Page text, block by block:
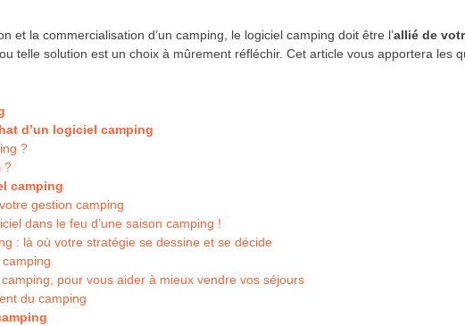
et la commercialisation d’un camping, le logiciel camping doit être l’allié de
telle solution est un choix à mûrement réfléchir. Cet article vous apportera les
d’un logiciel camping
?
?
camping
gestion camping
dans le feu d’une saison camping !
: là où votre stratégie se dessine et se décide
pour vous aider à mieux vendre vos séjours
du camping